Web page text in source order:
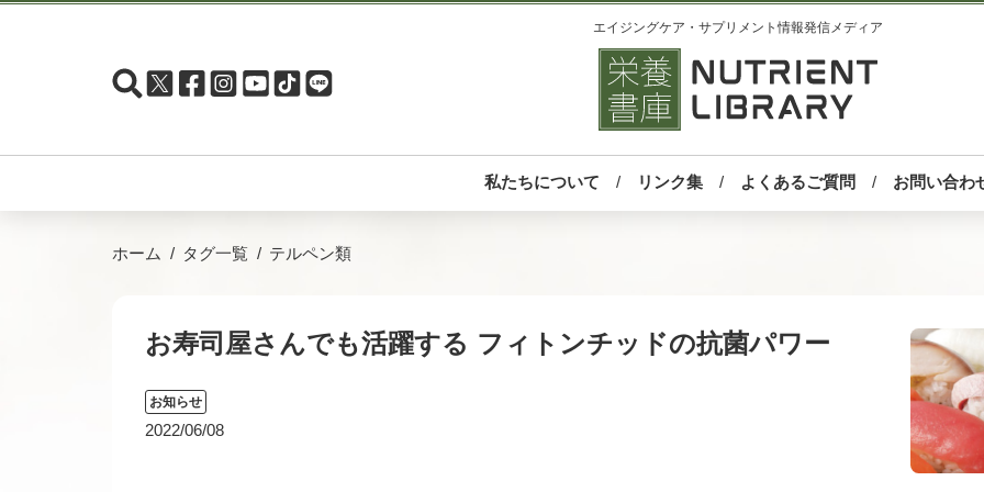
エイジングケア・サプリメント情報発信メディア
私たちについて リンク集 よくあるご質問 お問い合わ
ホーム タグ一覧 テルペン類
お寿司屋さんでも活躍する フィトンチッドの抗菌パワー
お知らせ
2022/06/08